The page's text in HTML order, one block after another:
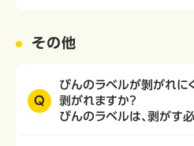
その他
Q
びんのラベルが剝がれに
剥がれますか？
びんのラベルは、剥がす